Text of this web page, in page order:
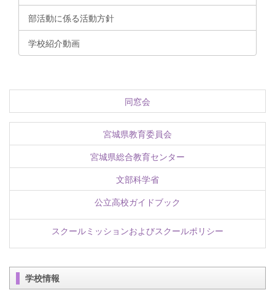
部活動に係る活動方針
学校紹介動画
同窓会
宮城県教育委員会
宮城県総合教育センター
文部科学省
公立高校ガイドブック
スクールミッションおよびスクールポリシー
学校情報